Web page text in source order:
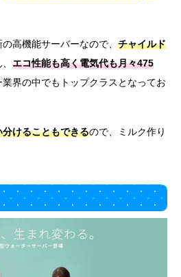
高機能サーバーなので、 チャイルド
エコ性能も高く電気代も月々475
界の中でもトップクラスとなってお
けることもできるので、ミルク作り